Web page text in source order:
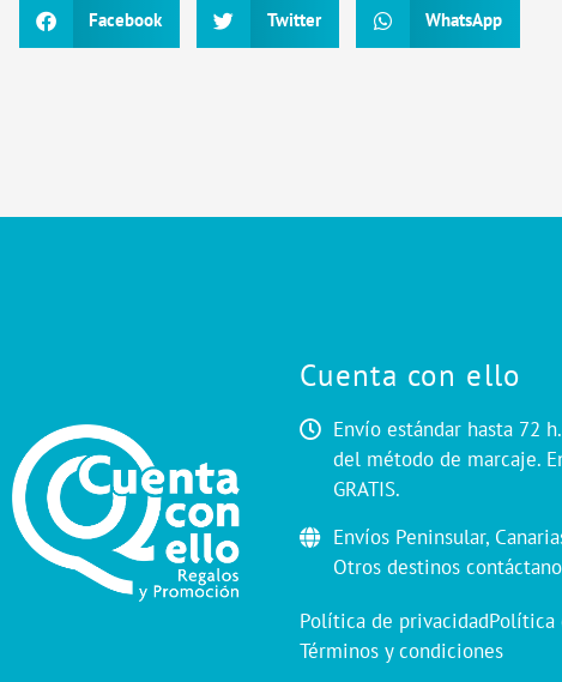
Facebook Twitter WhatsApp
Cuenta con ello
Envío estándar hasta 72
del método de marcaje.
GRATIS.
Envíos Peninsular,
Otros destinos
Política de privacidadPolítica
Términos y condiciones